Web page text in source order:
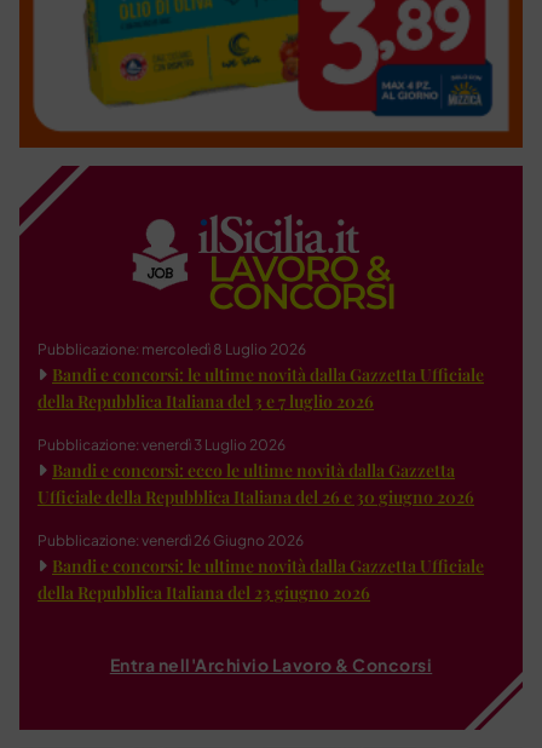
Pubblicazione: mercoledì 8 Luglio 2026
Bandi e concorsi: le ultime novità dalla Gazzetta Ufficiale
della Repubblica Italiana del 3 e 7 luglio 2026
Pubblicazione: venerdì 3 Luglio 2026
Bandi e concorsi: ecco le ultime novità dalla Gazzetta
Ufficiale della Repubblica Italiana del 26 e 30 giugno 2026
Pubblicazione: venerdì 26 Giugno 2026
Bandi e concorsi: le ultime novità dalla Gazzetta Ufficiale
della Repubblica Italiana del 23 giugno 2026
Entra nell'Archivio Lavoro & Concorsi